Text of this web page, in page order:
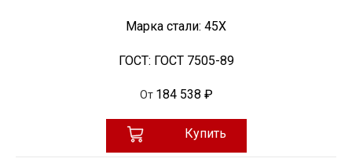
Марка стали: 45Х
ГОСТ: ГОСТ 7505-89
От 184 538 ₽
Купить